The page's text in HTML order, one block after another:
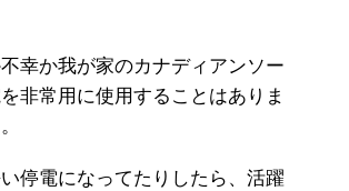
幸か我が家のカナディアンソー
非常用に使用することはありま
停電になってたりしたら、活躍